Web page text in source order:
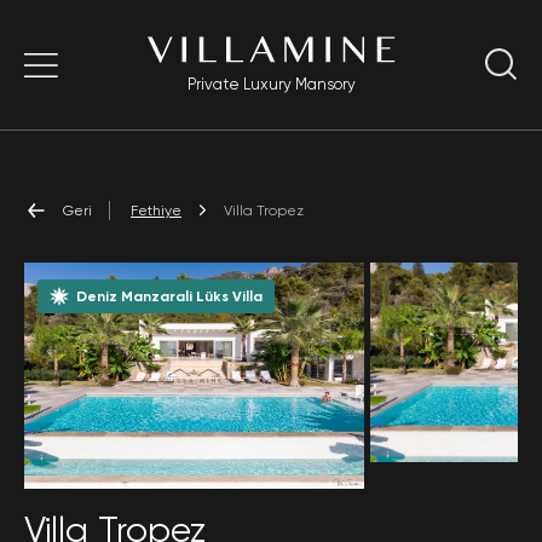
Private Luxury Mansory
Geri Fethiye Villa Tropez
Deniz Manzarali Lüks Villa
Villa Tropez